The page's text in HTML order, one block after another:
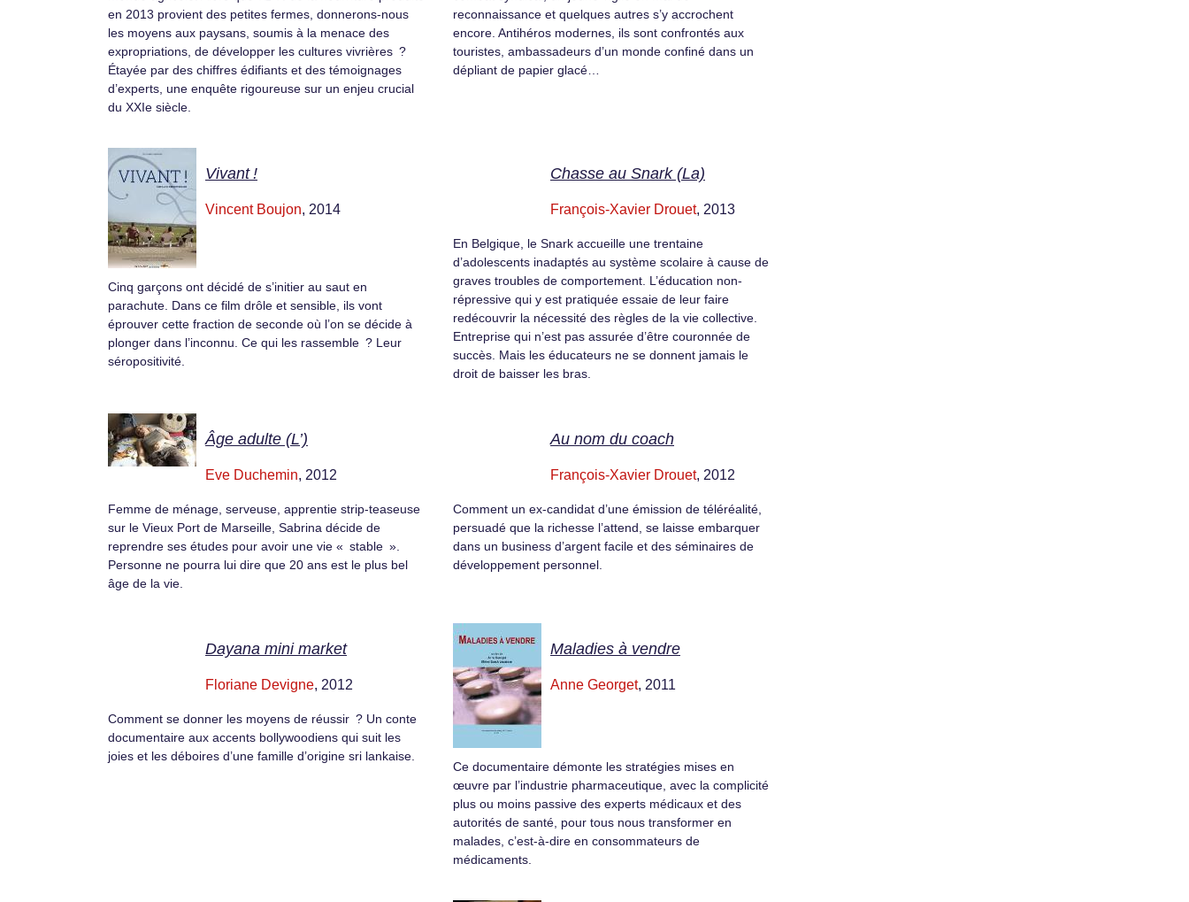
en 2013 provient des petites fermes, donnerons-nous
les moyens aux paysans, soumis à la menace des
expropriations, de développer les cultures vivrières ?
Étayée par des chiffres édifiants et des témoignages
d’experts, une enquête rigoureuse sur un enjeu crucial
du XXIe siècle.
reconnaissance et quelques autres s’y accrochent
encore. Antihéros modernes, ils sont confrontés aux
touristes, ambassadeurs d’un monde confiné dans un
dépliant de papier glacé…
Vivant !
Vincent Boujon, 2014
Cinq garçons ont décidé de s’initier au saut en
parachute. Dans ce film drôle et sensible, ils vont
éprouver cette fraction de seconde où l’on se décide à
plonger dans l’inconnu. Ce qui les rassemble ? Leur
séropositivité.
Chasse au Snark (La)
François-Xavier Drouet, 2013
En Belgique, le Snark accueille une trentaine
d’adolescents inadaptés au système scolaire à cause de
graves troubles de comportement. L’éducation non-
répressive qui y est pratiquée essaie de leur faire
redécouvrir la nécessité des règles de la vie collective.
Entreprise qui n’est pas assurée d’être couronnée de
succès. Mais les éducateurs ne se donnent jamais le
droit de baisser les bras.
Âge adulte (L’)
Eve Duchemin, 2012
Femme de ménage, serveuse, apprentie strip-teaseuse
sur le Vieux Port de Marseille, Sabrina décide de
reprendre ses études pour avoir une vie « stable ».
Personne ne pourra lui dire que 20 ans est le plus bel
âge de la vie.
Au nom du coach
François-Xavier Drouet, 2012
Comment un ex-candidat d’une émission de téléréalité,
persuadé que la richesse l’attend, se laisse embarquer
dans un business d’argent facile et des séminaires de
développement personnel.
Dayana mini market
Floriane Devigne, 2012
Comment se donner les moyens de réussir ? Un conte
documentaire aux accents bollywoodiens qui suit les
joies et les déboires d’une famille d’origine sri lankaise.
Maladies à vendre
Anne Georget, 2011
Ce documentaire démonte les stratégies mises en
œuvre par l’industrie pharmaceutique, avec la complicité
plus ou moins passive des experts médicaux et des
autorités de santé, pour tous nous transformer en
malades, c’est-à-dire en consommateurs de
médicaments.